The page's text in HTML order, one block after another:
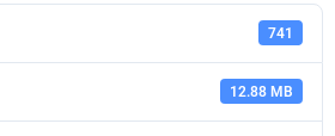
741
12.88 MB